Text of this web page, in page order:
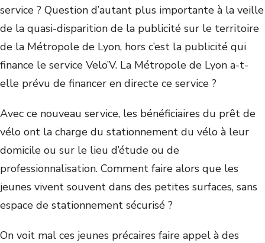
service ? Question d’autant plus importante à la veille
de la quasi-disparition de la publicité sur le territoire
de la Métropole de Lyon, hors c’est la publicité qui
finance le service Velo’V. La Métropole de Lyon a-t-
elle prévu de financer en directe ce service ?
Avec ce nouveau service, les bénéficiaires du prêt de
vélo ont la charge du stationnement du vélo à leur
domicile ou sur le lieu d’étude ou de
professionnalisation. Comment faire alors que les
jeunes vivent souvent dans des petites surfaces, sans
espace de stationnement sécurisé ?
On voit mal ces jeunes précaires faire appel à des